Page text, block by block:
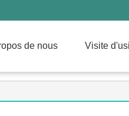
de nous Visite